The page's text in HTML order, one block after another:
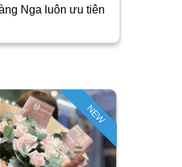
Nga luôn ưu tiên
NEW